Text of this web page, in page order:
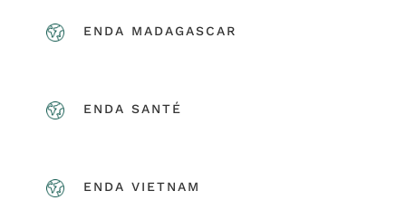
ENDA MADAGASCAR
ENDA SANTÉ
ENDA VIETNAM